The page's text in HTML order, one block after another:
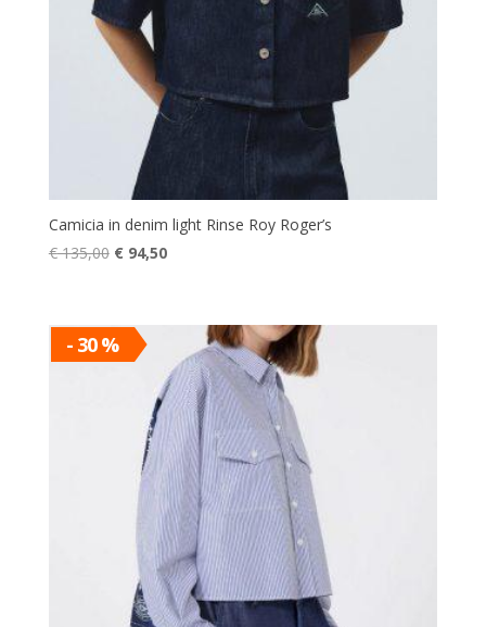
Camicia in denim light Rinse Roy Roger’s
€135,00 Il
era:
€ 135,00.
€94,50Il
€ 94,50.
- 30 %